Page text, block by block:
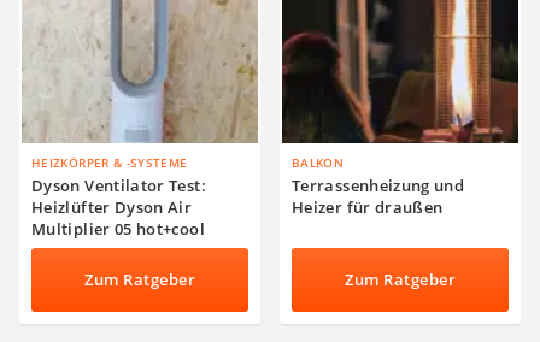
HEIZKÖRPER & -SYSTEME
Dyson Ventilator Test:
Heizlüfter Dyson Air
Multiplier 05 hot+cool
Zum Ratgeber
BALKON
Terrassenheizung und
Heizer für draußen
Zum Ratgeber